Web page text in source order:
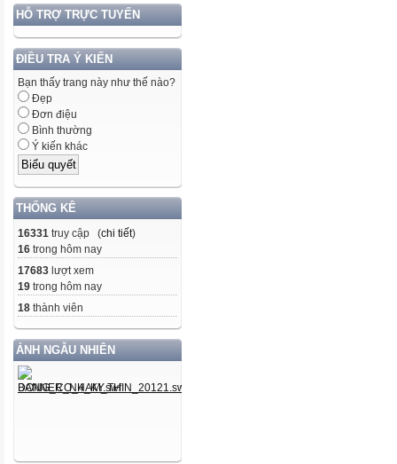
HỖ TRỢ TRỰC TUYẾN
ĐIỀU TRA Ý KIẾN
Bạn thấy trang này như thế nào?
Đẹp
Đơn điệu
Bình thường
Ý kiến khác
THỐNG KÊ
16331 truy cập (chi tiết)
16 trong hôm nay
17683 lượt xem
19 trong hôm nay
18 thành viên
ẢNH NGẪU NHIÊN